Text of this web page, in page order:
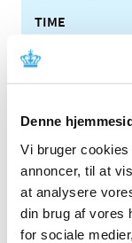
Denne
Vi bruger
annoncer, til at
at analysere
din brug af vores
for sociale
TIME
2025 (23)
2023 (24)
2022 (20)
2021 (44)
2020 (62)
2019 (20)